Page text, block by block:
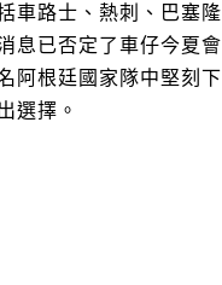
車路士、熱刺、巴塞隆
息已否定了車仔今夏會
阿根廷國家隊中堅刻下
選擇。